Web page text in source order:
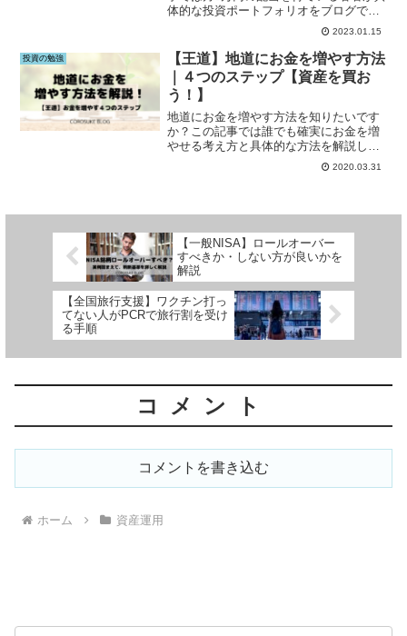
体的な投資ポートフォリオをブログでま
とめています。高配当株投資に興味があ
る方はこの記事をご覧下さい。
2023.01.15
投資の勉強
【王道】地道にお金を増やす方法
｜４つのステップ【資産を買お
う！】
地道にお金を増やす方法を知りたいです
か？この記事では誰でも確実にお金を増
やせる考え方と具体的な方法を解説して
います。少しでも豊かな生活をしたい人
2020.03.31
【一般NISA】ロールオーバー
すべきか・しない方が良いかを
解説
【全国旅行支援】ワクチン打っ
てない人がPCRで旅行割を受け
る手順
コメント
コメントを書き込む
ホーム 資産運用